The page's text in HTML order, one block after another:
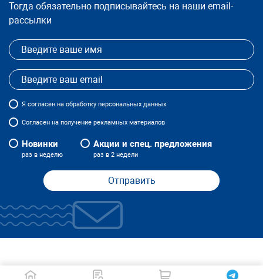
Тогда обязательно подписывайтесь на наши email-
рассылки
Я согласен на обработку персональных данных
Согласен на получение рекламных материалов
Новинки
раз в неделю
Акции и спец. предложения
раз в 2 недели
Отправить